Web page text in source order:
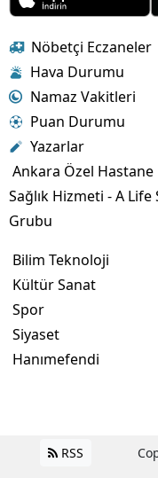
Nöbetçi Eczaneler
Hava Durumu
Namaz Vakitleri
Puan Durumu
Yazarlar
Ankara Özel
Sağlık Hizmeti - A Life
Grubu
Bilim Teknoloji
Kültür Sanat
Spor
Siyaset
Hanımefendi
RSS